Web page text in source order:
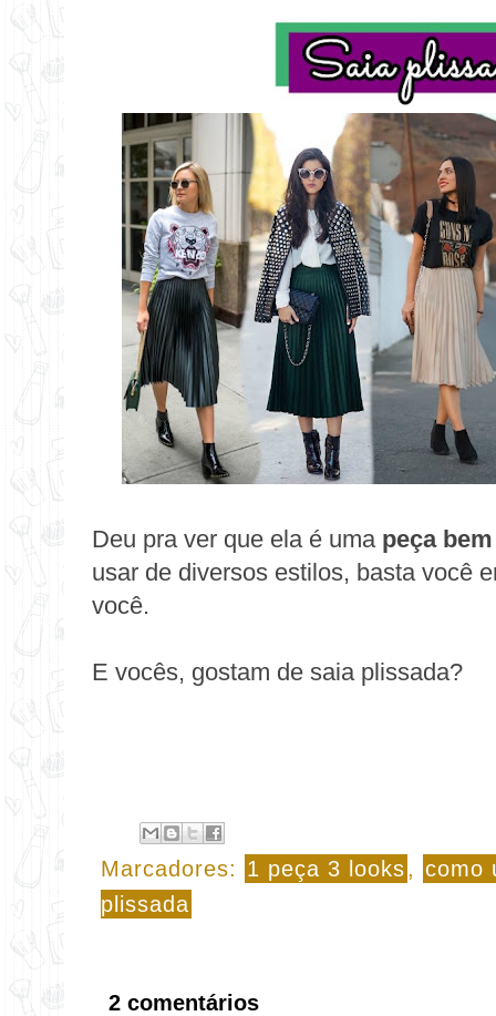
Deu pra ver que ela é uma peça
usar de diversos estilos, basta você
você.
E vocês, gostam de saia plissada?
Marcadores: 1 peça 3 looks, como
plissada
2 comentários